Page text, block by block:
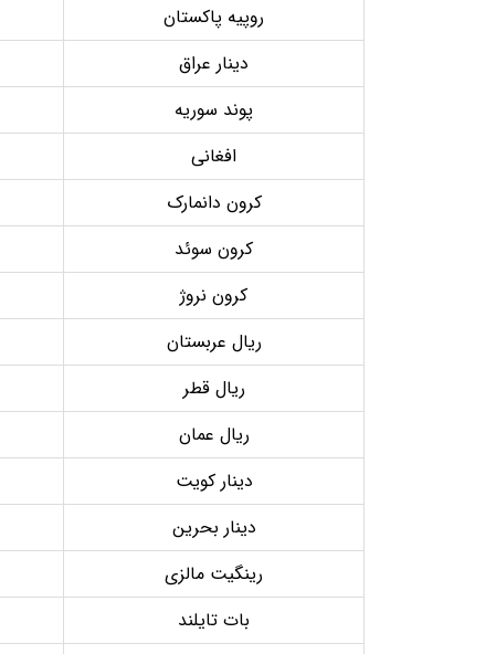
روپیه پاکستان
دینار عراق
پوند سوریه
افغانی
کرون دانمارک
کرون سوئد
کرون نروژ
ریال عربستان
ریال قطر
ریال عمان
دینار کویت
دینار بحرین
رینگیت مالزی
بات تایلند